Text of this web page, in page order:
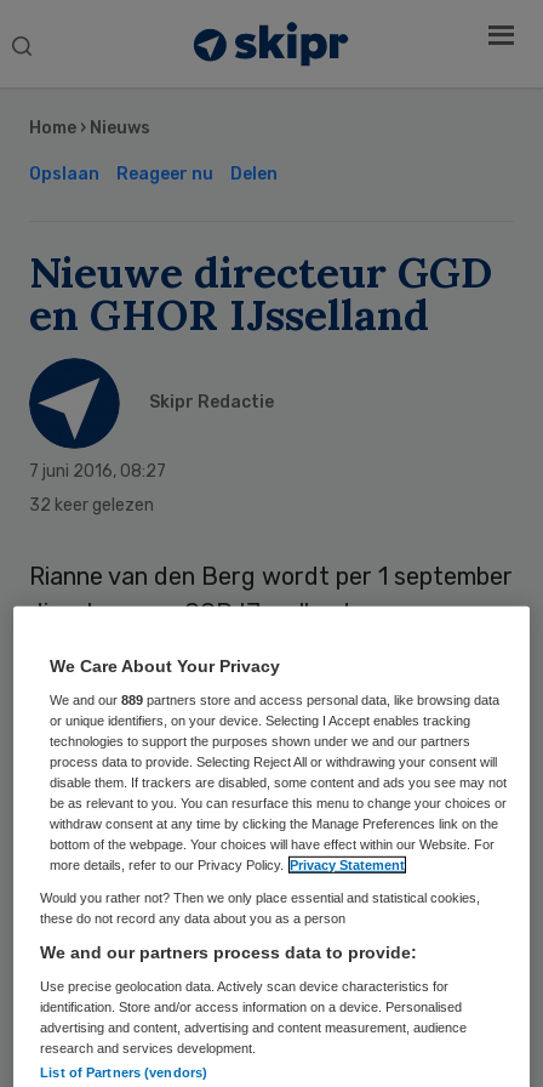
Search
Home › Nieuws
Opslaan Reageer nu Delen
Nieuwe directeur GGD
en GHOR IJsselland
Skipr Redactie
7 juni 2016, 08:27
32 keer gelezen
Rianne van den Berg wordt per 1 september
directeur van GGD IJsselland.
Ze volgt Nicolette Rigter op, die op 1 mei de
overstap naar GGD regio Utrecht heeft
gemaakt.
Van den Berg wordt op 23 juni benoemd tot
directeur Publieke gezondheid (DPG). In die
hoedanigheid is ze zowel verantwoordelijk
voor GGD IJsselland als voor de
Geneeskundige Hulpverlening bij ongevallen
en rampen (GHOR) in IJsselland (onderdeel
van de Veiligheidsregio IJsselland).
Sidebar
We Care About Your Privacy
We and our889 partners store and access personal data, like browsing data
or unique identifiers, on your device. Selecting I Accept enables tracking
technologies to support the purposes shown under we and our partners
process data to provide. Selecting Reject All or withdrawing your consent will
disable them. If trackers are disabled, some content and ads you see may not
be as relevant to you. You can resurface this menu to change your choices or
withdraw consent at any time by clicking the Manage Preferences link on the
bottom of the webpage. Your choices will have effect within our Website. For
more details, refer to our Privacy Policy.
Privacy Statement
Would you rather not? Then we only place essential and statistical cookies,
these do not record any data about you as a person
We and our partners process data to provide:
Use precise geolocation data. Actively scan device characteristics for
identification. Store and/or access information on a device. Personalised
advertising and content, advertising and content measurement, audience
research and services development.
List of Partners (vendors)